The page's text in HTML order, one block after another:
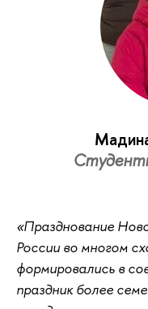
«Празднование
России во многом
формировались в
праздник более